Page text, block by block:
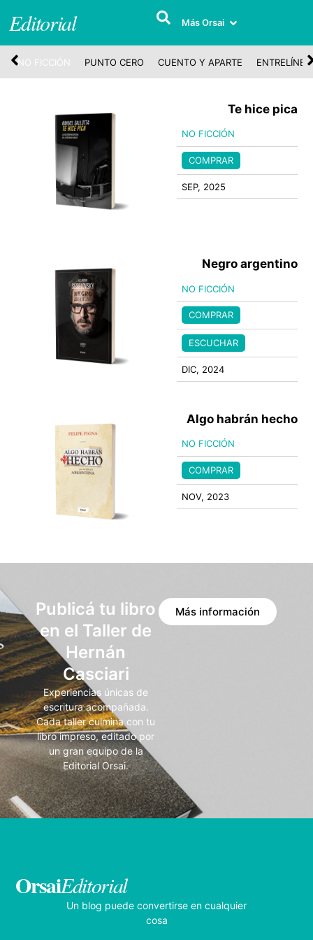
Editorial Más Orsai
NO FICCIÓN PUNTO CERO CUENTO Y APARTE
Te hice pica
NO FICCIÓN
COMPRAR
SEP, 2025
Negro argentino
NO FICCIÓN
COMPRAR
ESCUCHAR
DIC, 2024
Algo habrán hecho
NO FICCIÓN
COMPRAR
NOV, 2023
Publicá tu libro
en el Taller de
Hernán
Casciari
Experiencias únicas de
escritura acompañada.
Cada taller culmina con tu
libro impreso, editado por
un gran equipo de la
Editorial Orsai.
Más información
OrsaiEditorial
Un blog puede convertirse en cualquier
cosa